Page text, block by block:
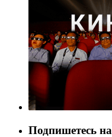
Подпишетесь